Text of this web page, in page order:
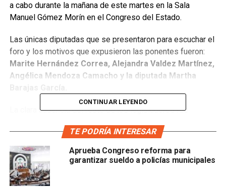
a cabo durante la mañana de este martes en la Sala
Manuel Gómez Morín en el Congreso del Estado.
Las únicas diputadas que se presentaron para escuchar el
foro y los motivos que expusieron las ponentes fueron:
Marite Hernández Correa, Alejandra Valdez Martínez,
Angélica Mendoza Camacho y la diputada Martha
La clara ausencia del resto de los legisladores fue
irresponsabilidad de la legislación y de los diputados que
votarán esta iniciativa que no estarán debidamente
informados para ello.
Los asistentes comentaron que fue sorpresivo que
CONTINUAR LEYENDO
TE PODRÍA INTERESAR
Aprueba Congreso reforma para
garantizar sueldo a policías municipales